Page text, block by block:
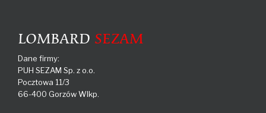
Dane firmy:
PUH SEZAM Sp. z o.o.
Pocztowa 11/3
66-400 Gorzów Wlkp.